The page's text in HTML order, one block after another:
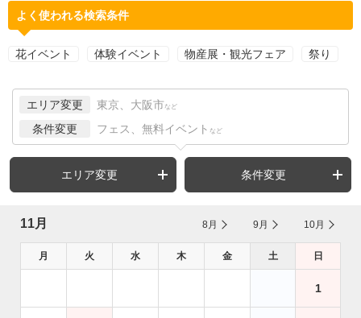
よく使われる検索条件
花イベント 体験イベント 物産展・観光フェア 祭り
エリア変更 東京、大阪市 など
条件変更 フェス、無料イベント など
エリア変更 条件変更
11月 8月 9月 10月
月 火 水 木 金 土 日
1